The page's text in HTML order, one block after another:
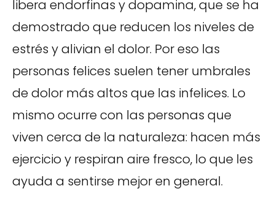
libera endorfinas y dopamina, que se ha
demostrado que reducen los niveles de
estrés y alivian el dolor. Por eso las
personas felices suelen tener umbrales
de dolor más altos que las infelices. Lo
mismo ocurre con las personas que
viven cerca de la naturaleza: hacen más
ejercicio y respiran aire fresco, lo que les
ayuda a sentirse mejor en general.